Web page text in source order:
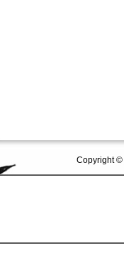
Copyright ©